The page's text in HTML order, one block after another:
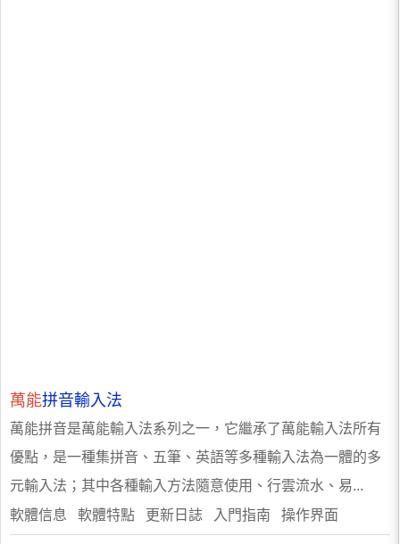
萬能拼音輸入法
萬能拼音是萬能輸入法系列之一，它繼承了萬能輸入法所有
優點，是一種集拼音、五筆、英語等多種輸入法為一體的多
元輸入法；其中各種輸入方法隨意使用、行雲流水、易...
軟體信息 軟體特點 更新日誌 入門指南 操作界面